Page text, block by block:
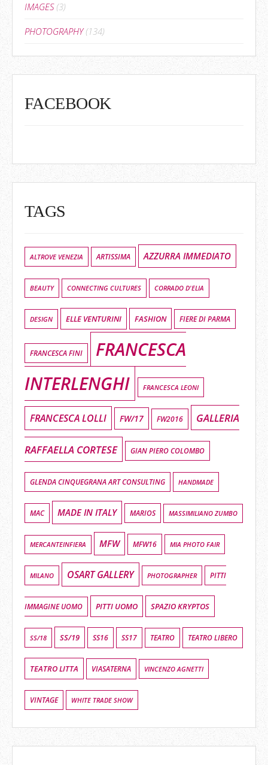
IMAGES(3)
PHOTOGRAPHY(134)
FACEBOOK
TAGS
ALTROVE VENEZIA ARTISSIMA AZZURRA IMMEDIATO
BEAUTY CONNECTING CULTURES CORRADO D'ELIA
DESIGN ELLE VENTURINI FASHION FIERE DI PARMA
FRANCESCA FINI
FRANCESCA
INTERLENGHI
FRANCESCA LEONI
FRANCESCA LOLLI FW/17 FW2016 GALLERIA
RAFFAELLA CORTESE GIAN PIERO COLOMBO
GLENDA CINQUEGRANA ART CONSULTING HANDMADE
MAC MADE IN ITALY MARIOS MASSIMILIANO ZUMBO
MERCANTEINFIERA MFW MFW16 MIA PHOTO FAIR
MILANO OSART GALLERY PHOTOGRAPHER PITTI
IMMAGINE UOMO PITTI UOMO SPAZIO KRYPTOS
SS/18 SS/19 SS16 SS17 TEATRO TEATRO LIBERO
TEATRO LITTA VIASATERNA VINCENZO AGNETTI
VINTAGE WHITE TRADE SHOW